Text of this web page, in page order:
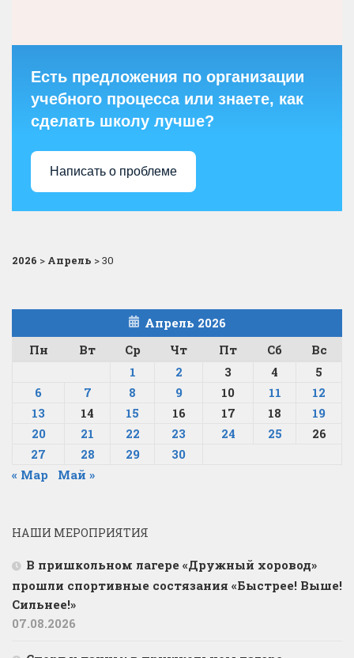
Есть предложения по организации
учебного процесса или знаете, как
сделать школу лучше?
Написать о проблеме
2026 > Апрель >30
Апрель 2026
Пн
Вт Ср Чт Пт Сб
Вс
1
2 3 4
5
6
7 8 9 10 11
12
13
14 15 16 17 18
19
20
21 22 23 24 25
26
27
28 29
30
« Мар
Май »
НАШИ МЕРОПРИЯТИЯ
В пришкольном лагере «Дружный хоровод»
прошли спортивные состязания «Быстрее! Выше!
Сильнее!»
07.08.2026